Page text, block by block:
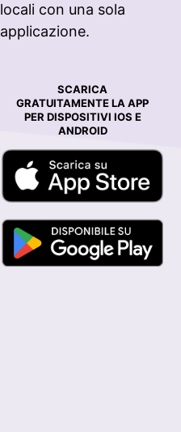
locali con una sola
applicazione.
SCARICA
GRATUITAMENTE LA APP
PER DISPOSITIVI IOS E
ANDROID